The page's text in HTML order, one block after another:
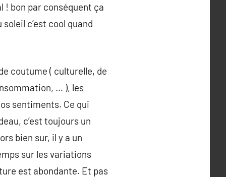
! bon par conséquent ça
c’est cool quand
coutume ( culturelle, de
… ), les
sentiments. Ce qui
c’est toujours un
bien sur, il y a un
sur les variations
est abondante. Et pas